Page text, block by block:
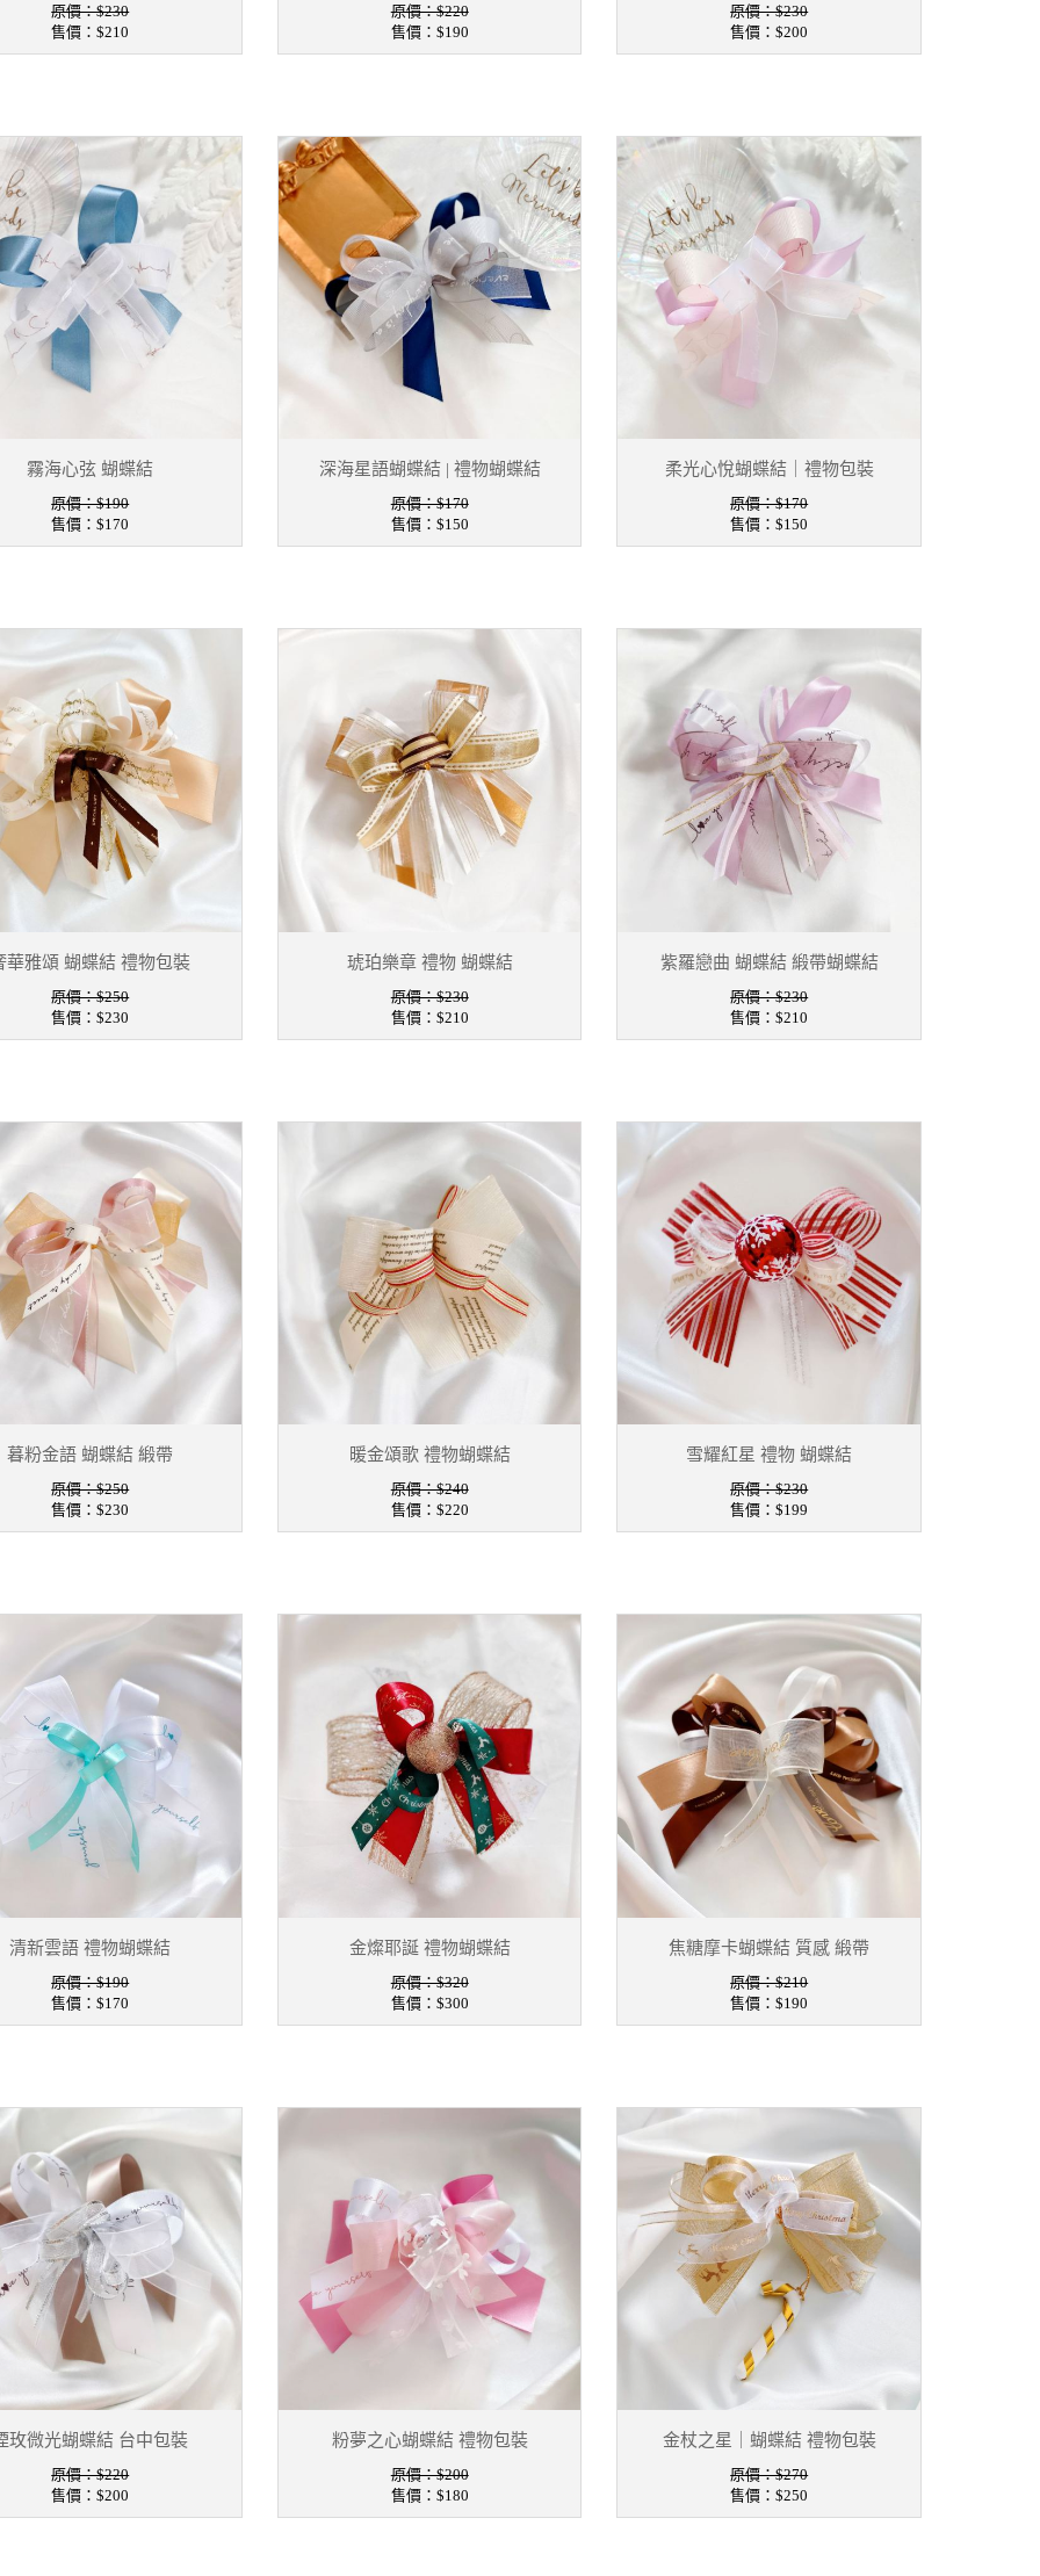
原價：$230
售價：$210
原價：$220
售價： $190
原價：$230
售價：$200
霧海心弦 蝴蝶結
原價：$190
售價：$170
深海星語蝴蝶結 | 禮物蝴蝶結
原價：$170
售價： $150
柔光心悅蝴蝶結｜禮物包裝
原價：$170
售價：$150
華雅頌 蝴蝶結 禮物包裝
原價：$250
售價：$230
琥珀樂章 禮物 蝴蝶結
原價：$230
售價： $210
紫羅戀曲 蝴蝶結 緞帶蝴蝶結
原價：$230
售價：$210
暮粉金語 蝴蝶結 緞帶
原價：$250
售價：$230
暖金頌歌 禮物蝴蝶結
原價：$240
售價： $220
雪耀紅星 禮物 蝴蝶結
原價：$230
售價：$199
清新雲語 禮物蝴蝶結
原價：$190
售價：$170
金燦耶誕 禮物蝴蝶結
原價：$320
售價： $300
焦糖摩卡蝴蝶結 質感 緞帶
原價：$210
售價：$190
玫微光蝴蝶結 台中包裝
原價：$220
售價：$200
粉夢之心蝴蝶結 禮物包裝
原價：$200
售價： $180
金杖之星｜蝴蝶結 禮物包裝
原價：$270
售價：$250